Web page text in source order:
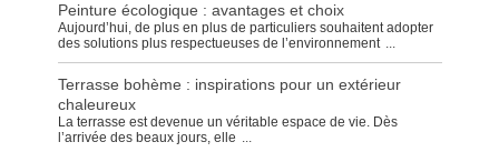
Peinture écologique : avantages et choix
Aujourd’hui, de plus en plus de particuliers souhaitent adopter
des solutions plus respectueuses de l’environnement ...
Terrasse bohème : inspirations pour un extérieur
chaleureux
La terrasse est devenue un véritable espace de vie. Dès
l’arrivée des beaux jours, elle ...